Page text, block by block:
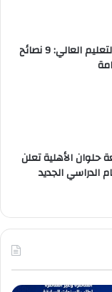
تنسيق الجامعات 2026..التعليم العالي: 9 نصائح
حلوان الأهلية تعلن
الدراسي الجديد